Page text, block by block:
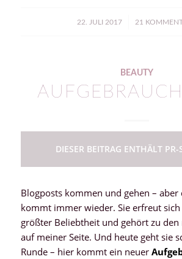
22. JULI 2017
/ 21
BEAUTY
DIESER BEITRAG ENTHÄLT PR-
Blogposts kommen und gehen – aber
kommt immer wieder. Sie erfreut
größter Beliebtheit und gehört zu den
auf meiner Seite. Und heute geht sie
Runde – hier kommt ein neuer